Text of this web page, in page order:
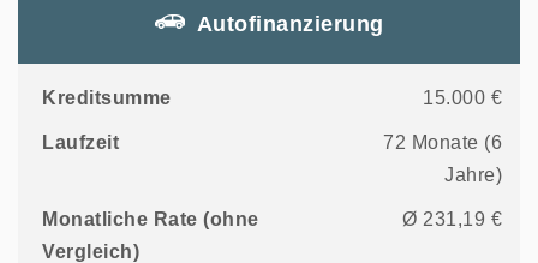
Autofinanzierung
Kreditsumme 15.000 €
Laufzeit
72 Monate (6
Jahre)
Monatliche Rate (ohne
Vergleich)
Ø 231,19 €